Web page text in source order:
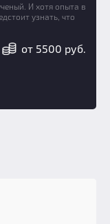
И хотя опыта в
узнать, что
от 5500 руб.